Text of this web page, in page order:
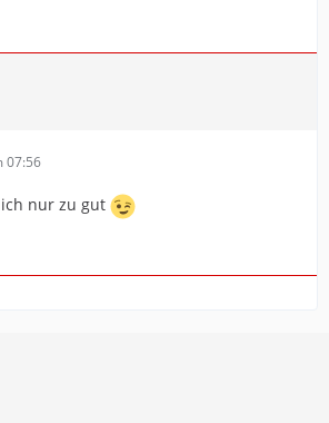
07:56
nur zu gut